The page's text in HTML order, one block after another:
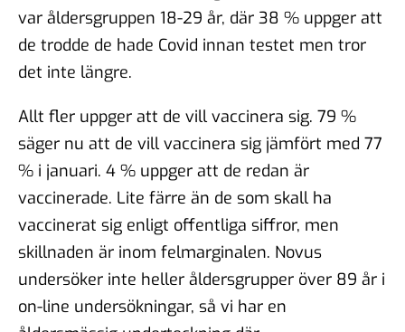
var åldersgruppen 18-29 år, där 38 % uppger att
de trodde de hade Covid innan testet men tror
det inte längre.
Allt fler uppger att de vill vaccinera sig. 79 %
säger nu att de vill vaccinera sig jämfört med 77
% i januari. 4 % uppger att de redan är
vaccinerade. Lite färre än de som skall ha
vaccinerat sig enligt offentliga siffror, men
skillnaden är inom felmarginalen. Novus
undersöker inte heller åldersgrupper över 89 år i
on-line undersökningar, så vi har en